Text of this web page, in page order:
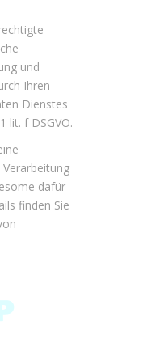
und
Ihren
Dienstes
lit. f DSGVO.
dafür
finden Sie